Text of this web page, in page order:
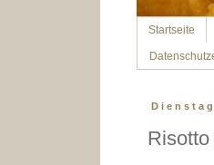
Startseite